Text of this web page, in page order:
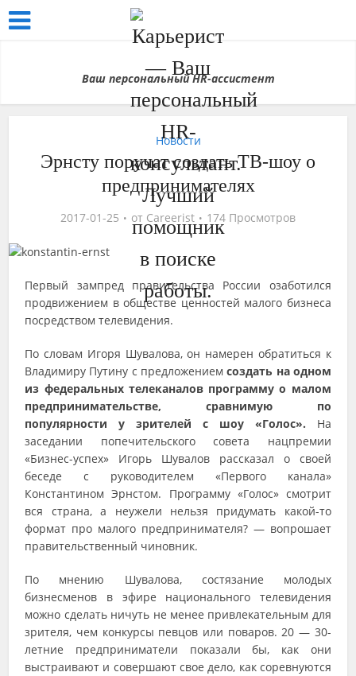
Ваш персональный HR-ассистент
Новости
Эрнсту поручат создать ТВ-шоу о
предпринимателях
2017-01-25 от Careerist 174 Просмотров
Первый зампред правительства России озаботился
продвижением в обществе ценностей малого бизнеса
посредством телевидения.
По словам Игоря Шувалова, он намерен обратиться к
Владимиру Путину с предложениемсоздать на одном
из федеральных телеканалов программу о малом
предпринимательстве, сравнимую по
популярности у зрителей с шоу «Голос». На
заседании попечительского совета нацпремии
«Бизнес-успех» Игорь Шувалов рассказал о своей
беседе с руководителем «Первого канала»
Константином Эрнстом. Программу «Голос» смотрит
вся страна, а неужели нельзя придумать какой-то
формат про малого предпринимателя? — вопрошает
правительственный чиновник.
По мнению Шувалова, состязание молодых
бизнесменов в эфире национального телевидения
можно сделать ничуть не менее привлекательным для
зрителя, чем конкурсы певцов или поваров. 20 — 30-
летние предприниматели показали бы, как они
выстраивают и совершают свое дело, как соревнуются